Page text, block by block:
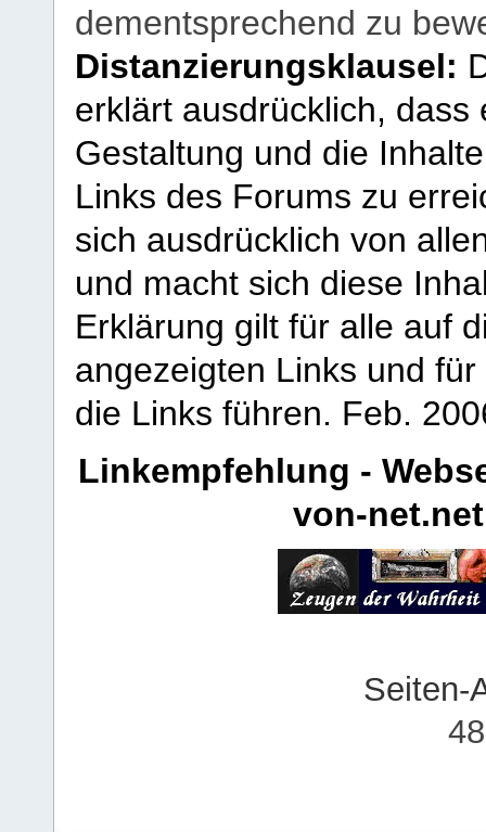
dementsprechend zu
Distanzierungsklausel:
erklärt ausdrücklich,
Gestaltung und die
Links des Forums zu
sich ausdrücklich von
und macht sich diese
Erklärung gilt für alle auf
angezeigten Links und
die Links führen. Feb.
Linkempfehlung -
von-net.net
Seiten-